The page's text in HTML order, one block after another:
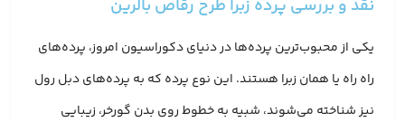
نقد و بررسی پرده زبرا طرح رقاص بالرین
یکی از محبوب‌ترین پرده‌ها در دنیای دکوراسیون امروز، پرده‌های
راه راه یا همان زبرا هستند. این نوع پرده که به پرده‌های دبل رول
نیز شناخته می‌شوند، شبیه به خطوط روی بدن گورخر، زیبایی